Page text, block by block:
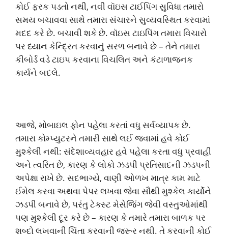
કોઈ ફરક પડતો નથી, નવી વૉઇસ ટાઈપિંગ સુવિધા તમારો
સમય બચાવવા સાથે તમારા સંચારને સુવ્યવસ્થિત કરવામાં
મદદ કરે છે. બચાવી શકે છે. વૉઇસ ટાઇપિંગ તમારા વિચારો
પર ધ્યાન કેન્દ્રિત કરવાનું સરળ બનાવે છે – તેને તમારા
કીબોર્ડ વડે ટાઇપ કરવાના વિચલિત અને કંટાળાજનક
કાર્યને બદલે.
આજે, મોબાઇલ ફોન પહેલા કરતાં વધુ સર્વવ્યાપક છે.
તમારા કોમ્પ્યુટરને તમારી સાથે લઈ જવામાં હવે કોઈ
મુશ્કેલી નથી: સંદેશાવ્યવહાર હવે પહેલા કરતા વધુ પ્રવાહી
અને ત્વરિત છે, કારણ કે લોકો ઝડપી પ્રતિસાદની ઝડપની
અપેક્ષા રાખે છે. સદભાગ્યે, વાણી ઓળખ માત્ર કામ માટે
ઈમેલ કરવા અથવા પેપર લખવા જેવા સૌથી મુશ્કેલ કાર્યોને
ઝડપી બનાવે છે, પરંતુ ટેક્સ્ટ મેસેજિંગ જેવી વસ્તુઓમાંથી
પણ મુશ્કેલી દૂર કરે છે – કારણ કે તમારે તમારા બાળક પર
શબ્દો લખવાની ચિંતા કરવાની જરૂર નથી. તે કરવાની કોઈ